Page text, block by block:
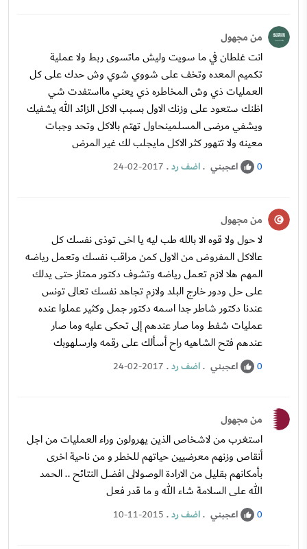
من مجهول
انت غلطان في ما سويت وليش ماتسوى ربط ولا عملية
تكميم المعده وتخف على شووي شوي وش حدك على كل
العمليات ذي وش المخاطره ذي يعني مااستفدت شي
اظنك ستعود على وزنك الاول بسبب الاكل الزائد الله يشفيك
ويشفي مرضى المسلمينحاول تهتم بالاكل وتحد وجبات
معينه ولا تتهور كثر الاكل مايجلب لك غير المرض
0 اعجبني .اضف رد.
24-02-2017
من مجهول
لا حول ولا قوه الا بالله طب ليه يا اخى توذى نفسك كل
عالاكل المفروض من الاول كمن مراقب نفسك وتعمل رياضه
المهم هلا لازم تعمل رياضه وتشوف دكتور ممتاز حتى يدلك
على حل ودور خارج البلد ولازم تجاهد نفسك تعالى تونس
عندنا دكتور شاطر جدا اسمه دكتور جمل وكثير عملوا عنده
عمليات شفط وما صار عندهم إلى تحكى عليه وما صار
عندهم فتح الشاهيه راح أسألك على رقمه وارسلهوبك
0 اعجبني .اضف رد.
24-02-2017
من مجهول
استغرب من لاشخاص الذين يهرولون وراء العمليات من اجل
أنقاص وزنهم معرضيين حياتهم للخطر و من ناحية اخرى
بأمكانهم بقليل من الارادة الوصولالى افضل النتائح .. الحمد
الله على السلامة شاء الله و ما قدر فعل
0 اعجبني .اضف رد.
10-11-2015